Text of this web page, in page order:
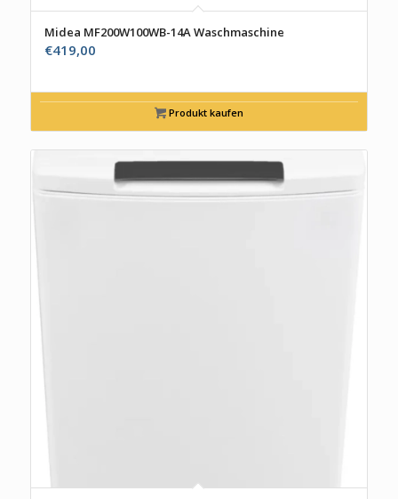
Midea MF200W100WB-14A Waschmaschine
€419,00
Produkt kaufen